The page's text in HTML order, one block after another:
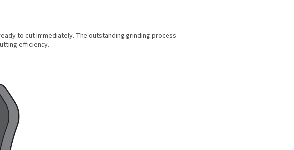
to cut immediately. The outstanding grinding process
efficiency.